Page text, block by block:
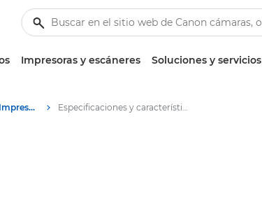
Impresoras y escáneres Soluciones y servicios
PIXMA serie TS8050 - Impresoras Especificaciones y características: Serie PIXMA TS8050 de Canon